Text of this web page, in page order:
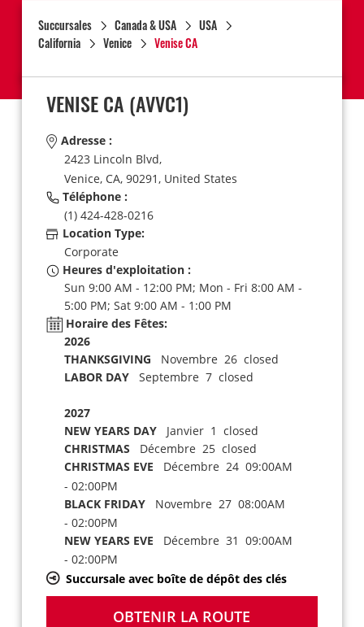
Succursales Canada & USA
USA
California
Venice Venise CA
VENISE CA (AVVC1)
Adresse :
2423 Lincoln Blvd,
Venice, CA, 90291, United States
Téléphone :
(1) 424-428-0216
Location Type:
Corporate
Heures d'exploitation :
Sun 9:00 AM - 12:00 PM; Mon - Fri 8:00 AM -
5:00 PM; Sat 9:00 AM - 1:00 PM
Horaire des Fêtes:
2026
THANKSGIVING Novembre 26 closed
LABOR DAYSeptembre 7 closed
2027
NEW YEARS DAYJanvier 1 closed
CHRISTMAS Décembre 25 closed
CHRISTMAS EVE Décembre 24 09:00AM
- 02:00PM
BLACK FRIDAYNovembre 27 08:00AM
- 02:00PM
NEW YEARS EVE Décembre 31 09:00AM
- 02:00PM
Succursale avec boîte de dépôt des clés
OBTENIR LA ROUTE